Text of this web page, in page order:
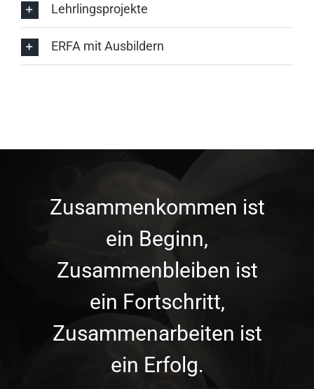
Lehrlingsprojekte
ERFA mit Ausbildern
Zusammenkommen ist
ein Beginn,
Zusammenbleiben ist
ein Fortschritt,
Zusammenarbeiten ist
ein Erfolg.